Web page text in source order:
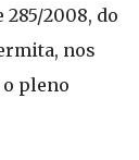
285/2008, do
nos
pleno